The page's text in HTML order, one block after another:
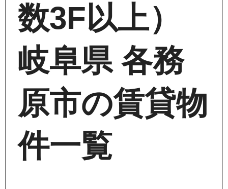
数3F以上）
岐阜県 各務
原市の賃貸物
件一覧